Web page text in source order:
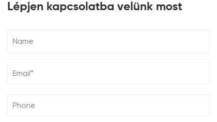
Lépjen kapcsolatba velünk most